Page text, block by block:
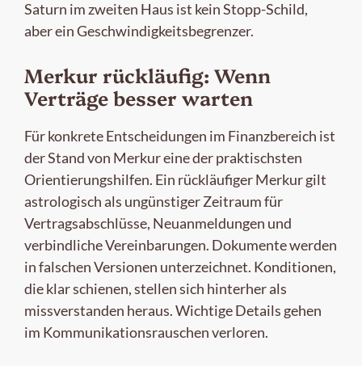
Saturn im zweiten Haus ist kein Stopp-Schild,
aber ein Geschwindigkeitsbegrenzer.
Merkur rückläufig: Wenn
Verträge besser warten
Für konkrete Entscheidungen im Finanzbereich ist
der Stand von Merkur eine der praktischsten
Orientierungshilfen. Ein rückläufiger Merkur gilt
astrologisch als ungünstiger Zeitraum für
Vertragsabschlüsse, Neuanmeldungen und
verbindliche Vereinbarungen. Dokumente werden
in falschen Versionen unterzeichnet. Konditionen,
die klar schienen, stellen sich hinterher als
missverstanden heraus. Wichtige Details gehen
im Kommunikationsrauschen verloren.